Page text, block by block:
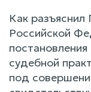
Как
Российской
судебной
под